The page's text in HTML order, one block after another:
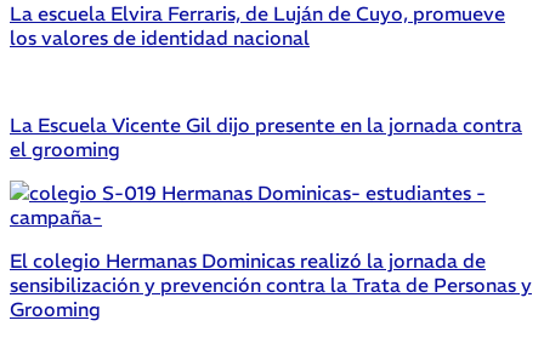
La escuela Elvira Ferraris, de Luján de Cuyo, promueve
los valores de identidad nacional
La Escuela Vicente Gil dijo presente en la jornada contra
el grooming
El colegio Hermanas Dominicas realizó la jornada de
sensibilización y prevención contra la Trata de Personas y
Grooming